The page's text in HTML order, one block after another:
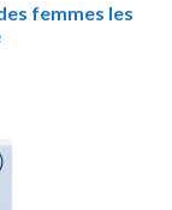
femmes les